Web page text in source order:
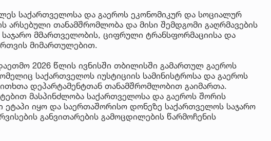
საქართველოსა და გაეროს ეკონომიკურ და სოციალურ
არსებული თანამშრომლობა და მისი შემდგომი გაღრმავების
მმართველობის, ციფრული ტრანსფორმაციისა და
მიმართულებით.
2026 წლის ივნისში თბილისში გამართულ გაეროს
საქართველოს იუსტიციის სამინისტროსა და გაეროს
დეპარტამენტთან თანამშრომლობით გაიმართა.
მასპინძლობა საქართველოსა და გაეროს შორის
ეტაპი იყო და საერთაშორისო დონეზე საქართველოს საჯარო
განვითარების გამოცდილების წარმოჩენის